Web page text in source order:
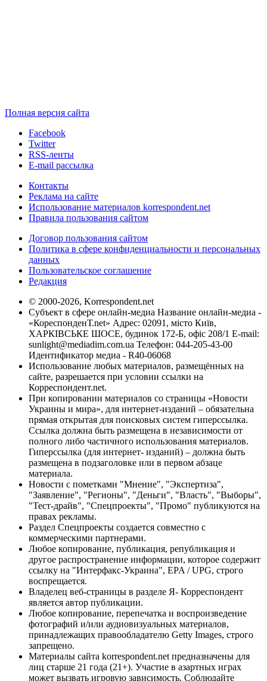
Полная версия сайта
Facebook
Twitter
RSS-ленты
E-mail рассылка
Контакты
Реклама на сайте
Использование материалов korrespondent.net
Правила пользования сайтом
Договор пользования сайтом
Политика в сфере конфиденциальности и персональных
данных
Пользовательское соглашение
Редакция
© 2000-2026, Korrespondent.net
Субъект в сфере онлайн-медиа Название онлайн-медиа -
«КореспонденТ.net» Адрес: 02091, місто Київ,
ХАРКІВСЬКЕ ШОСЕ, будинок 172-Б, офіс 208/1 E-mail:
sunlight@mediadim.com.ua Телефон: 044-205-43-00
Идентификатор медиа - R40-06068
Использование любых материалов, размещённых на
сайте, разрешается при условии ссылки на
Корреспондент.net.
При копировании материалов со страницы «Новости
Украины и мира», для интернет-изданий – обязательна
прямая открытая для поисковых систем гиперссылка.
Ссылка должна быть размещена в независимости от
полного либо частичного использования материалов.
Гиперссылка (для интернет- изданий) – должна быть
размещена в подзаголовке или в первом абзаце
материала.
Новости с пометками "Мнение", "Экспертиза",
"Заявление", "Регионы", "Деньги", "Власть", "Выборы",
"Тест-драйв", "Спецпроекты", "Промо" публикуются на
правах рекламы.
Раздел Спецпроекты создается совместно с
коммерческими партнерами.
Любое копирование, публикация, републикация и
другое распространение информации, которое содержит
ссылку на "Интерфакс-Украина", EPA / UPG, строго
воспрещается.
Владелец веб-страницы в разделе Я- Корреспондент
является автор публикации.
Любое копирование, перепечатка и воспроизведение
фотографий и/или аудиовизуальных материалов,
принадлежащих правообладателю Getty Images, строго
запрещено.
Материалы сайта korrespondent.net предназначены для
лиц старше 21 года (21+). Участие в азартных играх
может вызвать игровую зависимость. Соблюдайте